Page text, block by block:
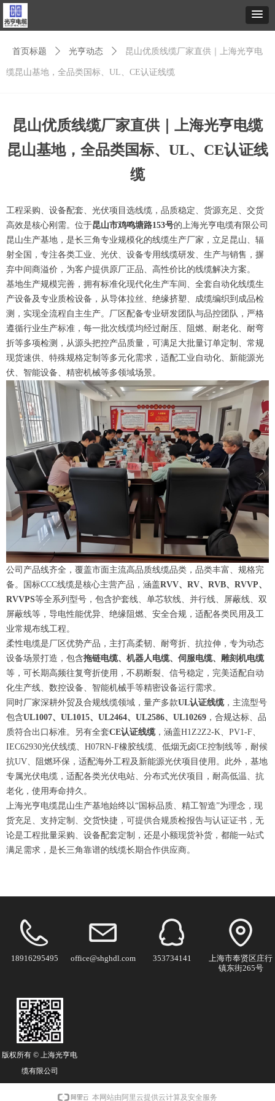
首页标题 ꄲ 光亨动态 ꄲ 昆山优质线缆厂家直供｜上海光亨电
缆昆山基地，全品类国标、UL、CE认证线缆
昆山优质线缆厂家直供｜上海光亨电缆
昆山基地，全品类国标、UL、CE认证线
缆
工程采购、设备配套、光伏项目选线缆，品质稳定、货源充足、交货
高效是核心刚需。位于昆山市鸡鸣塘路153号的上海光亨电缆有限公司
昆山生产基地，是长三角专业规模化的线缆生产厂家，立足昆山、辐
射全国，专注各类工业、光伏、设备专用线缆研发、生产与销售，摒
弃中间商溢价，为客户提供原厂正品、高性价比的线缆解决方案。
基地生产规模完善，拥有标准化现代化生产车间、全套自动化线缆生
产设备及专业质检设备，从导体拉丝、绝缘挤塑、成缆编织到成品检
测，实现全流程自主生产。厂区配备专业研发团队与品控团队，严格
遵循行业生产标准，每一批次线缆均经过耐压、阻燃、耐老化、耐弯
折等多项检测，从源头把控产品质量，可满足大批量订单定制、常规
现货速供、特殊规格定制等多元化需求，适配工业自动化、新能源光
伏、智能设备、精密机械等多领域场景。
公司产品线齐全，覆盖市面主流高品质线缆品类，品类丰富、规格完
备。国标CCC线缆是核心主营产品，涵盖RVV、RV、RVB、RVVP、
RVVPS等全系列型号，包含护套线、单芯软线、并行线、屏蔽线、双
屏蔽线等，导电性能优异、绝缘阻燃、安全合规，适配各类民用及工
业常规布线工程。
柔性电缆是厂区优势产品，主打高柔韧、耐弯折、抗拉伸，专为动态
设备场景打造，包含拖链电缆、机器人电缆、伺服电缆、雕刻机电缆
等，可长期高频往复弯折使用，不易断裂、信号稳定，完美适配自动
化生产线、数控设备、智能机械手等精密设备运行需求。
同时厂家深耕外贸及合规线缆领域，量产多款UL认证线缆，主流型号
包含UL1007、UL1015、UL2464、UL2586、UL10269 ，合规达标、品
质符合出口标准。另有全套CE认证线缆，涵盖H1Z2Z2-K、PV1-F、
IEC62930光伏线缆、H07RN-F橡胶线缆、低烟无卤CE控制线等，耐候
抗UV、阻燃环保，适配海外工程及新能源光伏项目使用。此外，基地
专属光伏电缆，适配各类光伏电站、分布式光伏项目，耐高低温、抗
老化，使用寿命持久。
上海光亨电缆昆山生产基地始终以“国标品质、精工智造”为理念，现
货充足、支持定制、交货快捷，可提供合规质检报告与认证证书，无
论是工程批量采购、设备配套定制，还是小额现货补货，都能一站式
满足需求，是长三角靠谱的线缆长期合作供应商。
版权所有 © 上海光亨电
缆有限公司
18916295495 office@shghdl.com 353734141
上海市奉贤区庄行
镇东街265号
本网站由阿里云提供云计算及安全服务